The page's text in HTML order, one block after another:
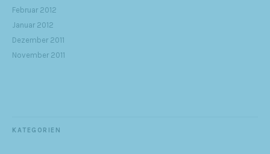
Februar 2012
Januar 2012
Dezember 2011
November 2011
KATEGORIEN